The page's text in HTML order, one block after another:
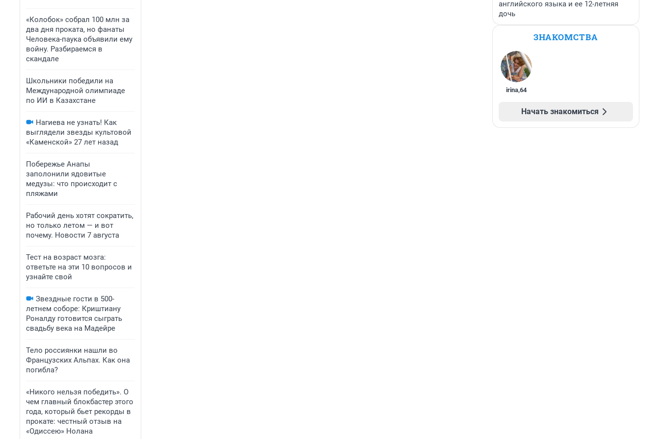
«Колобок» собрал 100 млн за
два дня проката, но фанаты
Человека-паука объявили ему
войну. Разбираемся в
скандале
Школьники победили на
Международной олимпиаде
по ИИ в Казахстане
Нагиева не узнать! Как
выглядели звезды культовой
«Каменской» 27 лет назад
Побережье Анапы
заполонили ядовитые
медузы: что происходит с
пляжами
Рабочий день хотят сократить,
но только летом — и вот
почему. Новости 7 августа
Тест на возраст мозга:
ответьте на эти 10 вопросов и
узнайте свой
Звездные гости в 500-
летнем соборе: Криштиану
Роналду готовится сыграть
свадьбу века на Мадейре
Тело россиянки нашли во
Французских Альпах. Как она
погибла?
«Никого нельзя победить». О
чем главный блокбастер этого
года, который бьет рекорды в
прокате: честный отзыв на
«Одиссею» Нолана
английского языка и ее 12-летняя
дочь
ЗНАКОМСТВА
irina,64
Начать знакомиться